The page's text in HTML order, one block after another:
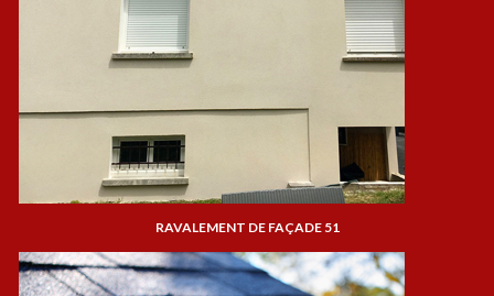
RAVALEMENT DE FAÇADE 51